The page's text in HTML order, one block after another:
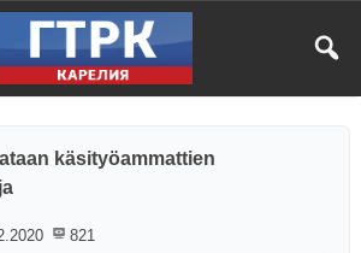
käsityöammattien
821